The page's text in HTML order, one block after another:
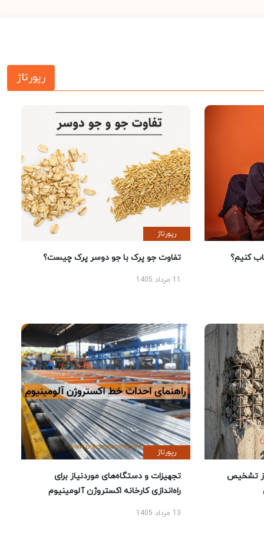
رپورتاژ
کنیم؟
رپورتاژ
تفاوت جو پرک با جو دوسر پرک چیست؟
تشخیص
رپورتاژ
تجهیزات و دستگاه‌های موردنیاز برای
راه‌اندازی کارخانه اکستروژن آلومینیوم
13 مرداد 1405